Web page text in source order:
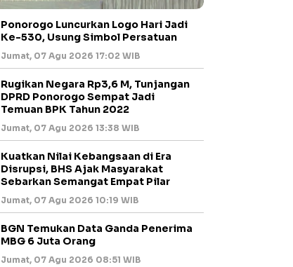
Ponorogo Luncurkan Logo Hari Jadi
Ke-530, Usung Simbol Persatuan
Jumat, 07 Agu 2026 17:02 WIB
Rugikan Negara Rp3,6 M, Tunjangan
DPRD Ponorogo Sempat Jadi
Temuan BPK Tahun 2022
Jumat, 07 Agu 2026 13:38 WIB
Kuatkan Nilai Kebangsaan di Era
Disrupsi, BHS Ajak Masyarakat
Sebarkan Semangat Empat Pilar
Jumat, 07 Agu 2026 10:19 WIB
BGN Temukan Data Ganda Penerima
MBG 6 Juta Orang
Jumat, 07 Agu 2026 08:51 WIB